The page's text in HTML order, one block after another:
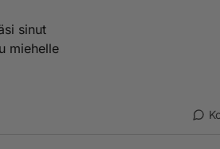
sinut
miehelle